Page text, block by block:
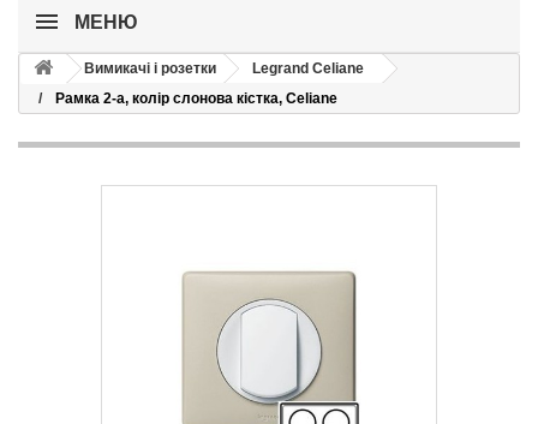
МЕНЮ
Вимикачі і розетки
Legrand Celiane
Рамка 2-а, колір слонова кістка, Celiane